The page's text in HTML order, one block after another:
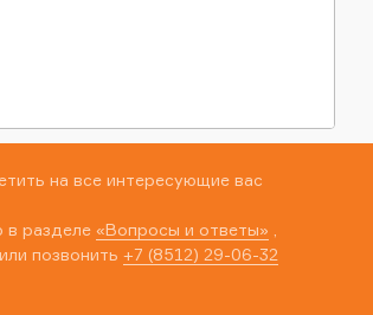
на все интересующие вас
разделе «Вопросы и ответы»
позвонить +7 (8512) 29-06-32